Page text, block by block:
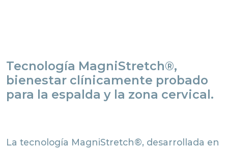
Tecnología MagniStretch®,
bienestar clínicamente probado
para la espalda y la zona cervical.
La tecnología MagniStretch®, desarrollada en